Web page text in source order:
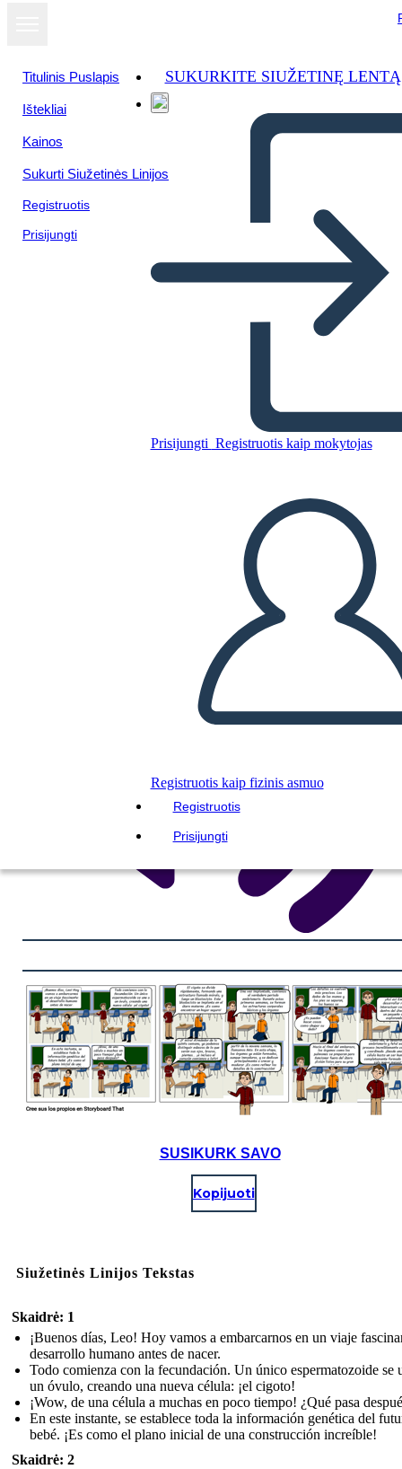
Titulinis Puslapis
Ištekliai
Kainos
Sukurti Siužetinės Linijos
Registruotis
Prisijungti
SUKURKITE SIUŽETINĘ LENTĄ
Prisijungti Registruotis kaip mokytojas
Registruotis kaip fizinis asmuo
Registruotis
Prisijungti
PALEISTI SKAIDRIŲ DEMONSTRACIJĄ
SKAITYK MAN
Žiūrėti kaip
skaidrių
SUSIKURK SAVO
Kopijuoti
Siužetinės Linijos Tekstas
Skaidrė: 1
¡Buenos días, Leo! Hoy vamos a embarcarnos en un viaje
desarrollo humano antes de nacer.
Todo comienza con la fecundación. Un único espermatozoide se
un óvulo, creando una nueva célula: ¡el cigoto!
¡Wow, de una célula a muchas en poco tiempo! ¿Qué pasa
En este instante, se establece toda la información genética del
bebé. ¡Es como el plano inicial de una construcción increíble!
Skaidrė: 2